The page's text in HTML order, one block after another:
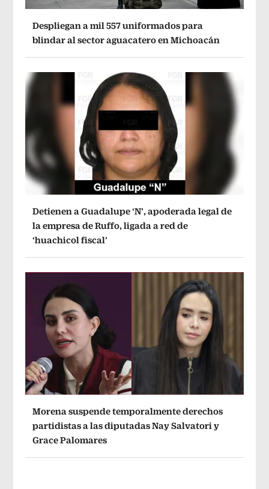
Despliegan a mil 557 uniformados para
blindar al sector aguacatero en Michoacán
Detienen a Guadalupe ‘N’, apoderada legal de
la empresa de Ruffo, ligada a red de
‘huachicol fiscal’
Morena suspende temporalmente derechos
partidistas a las diputadas Nay Salvatori y
Grace Palomares